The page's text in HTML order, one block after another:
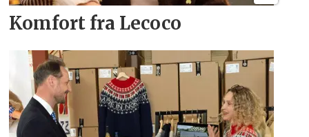
Komfort fra Lecoco